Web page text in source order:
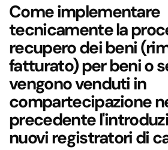
Come implementare
tecnicamente la
recupero dei beni
fatturato) per beni o
vengono venduti in
compartecipazione
precedente
nuovi registratori di